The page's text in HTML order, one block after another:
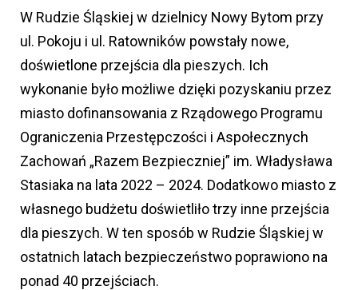
W Rudzie Śląskiej w dzielnicy Nowy Bytom przy
ul. Pokoju i ul. Ratowników powstały nowe,
doświetlone przejścia dla pieszych. Ich
wykonanie było możliwe dzięki pozyskaniu przez
miasto dofinansowania z Rządowego Programu
Ograniczenia Przestępczości i Aspołecznych
Zachowań „Razem Bezpieczniej” im. Władysława
Stasiaka na lata 2022 – 2024. Dodatkowo miasto z
własnego budżetu doświetliło trzy inne przejścia
dla pieszych. W ten sposób w Rudzie Śląskiej w
ostatnich latach bezpieczeństwo poprawiono na
ponad 40 przejściach.